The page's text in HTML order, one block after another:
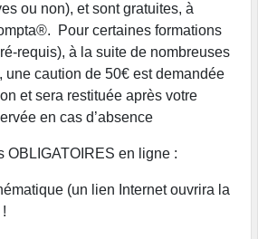
ou non), et sont gratuites, à
Pour certaines formations
requis), à la suite de nombreuses
une caution de 50€ est demandée
et sera restituée après votre
en cas d’absence
OBLIGATOIRES en ligne :
(un lien Internet ouvrira la